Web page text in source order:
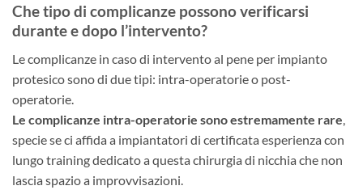
Che tipo di complicanze possono verificarsi
durante e dopo l’intervento?
Le complicanze in caso di intervento al pene per impianto
protesico sono di due tipi: intra-operatorie o post-
operatorie.
Le complicanze intra-operatorie sono estremamente rare
specie se ci affida a impiantatori di certificata esperienza con
lungo training dedicato a questa chirurgia di nicchia che non
lascia spazio a improvvisazioni.